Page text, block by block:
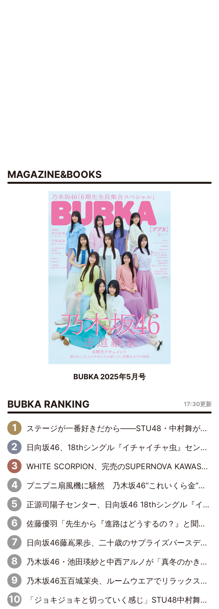
MAGAZINE&BOOKS
BUBKA 2025年5月号
BUBKA RANKING 17:30更新
ステージが一番好きだから――STU48・中村舞が描く“これからの私”
日向坂46、18thシングル『イチャイチャ虫』センターは正源司陽子に決定& 佐藤優羽や平岡海月など、“ひなた坂46”からの選抜入りも注目！
WHITE SCORPION、完売のSUPERNOVA KAWASAKIで沸いた“着席型LIVE” 『BASE Live #16』昼公演リポート
プニプニ扇風機に騒然 乃木坂46“これいくら金”延長中は今回もわちゃわちゃ全開
正源司陽子センター、日向坂46 18thシングル『イチャイチャ虫』新ビジュアル公開
佐藤優羽「先生から『進路はどうするの？』と聞かれて。『実は……』とXのトレンドで1位になっているスマホを見せました」【日向坂46『五期生LIVE』開催記念 五期生“変革”ドキュメンタリー③】
日向坂46藤嶌果歩、二十歳のサプライズバースデーに大喜び「頼られる先輩になれるように努力していきたい」
乃木坂46・池田瑛紗と中西アルノが「真冬のかき氷」騒動で火花散らす！ 因縁の裏にあるのは、逆境をともに“凌”ぐ似た者同士の絆
乃木坂46五百城茉央、ルームウエアでリラックス「今回のグラビアを見て成長を感じていただけるとうれしい」
「ジョキジョキと切っていく感じ」STU48中村舞、新しい挑戦は自らの手で